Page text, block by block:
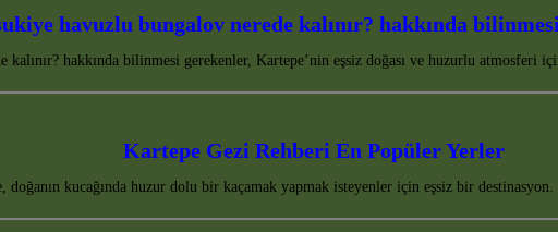
havuzlu bungalov nerede kalınır? hakkında
kalınır? hakkında bilinmesi gerekenler, Kartepe’nin eşsiz doğası ve huzurlu atmosferi
Kartepe Gezi Rehberi En Popüler Yerler
doğanın kucağında huzur dolu bir kaçamak yapmak isteyenler için eşsiz bir